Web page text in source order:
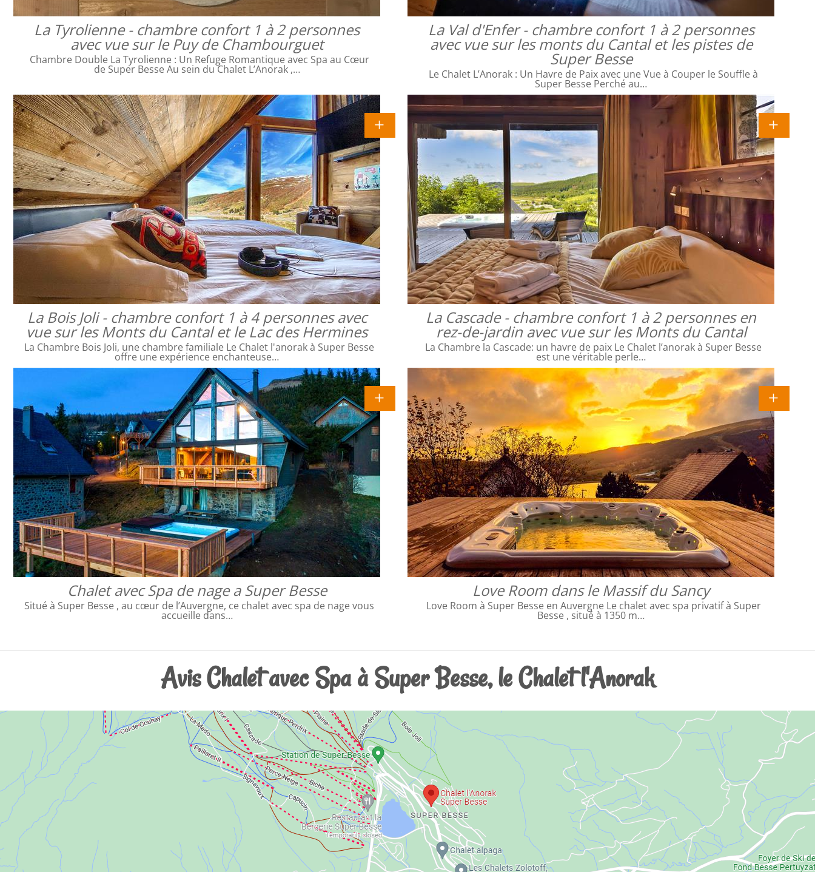
La Tyrolienne - chambre confort 1 à 2 personnes
avec vue sur le Puy de Chambourguet
Chambre Double La Tyrolienne : Un Refuge Romantique avec Spa au Cœur
de Super Besse Au sein du Chalet L’Anorak ,…
La Val d'Enfer - chambre confort 1 à 2 personnes
avec vue sur les monts du Cantal et les pistes de
Super Besse
Le Chalet L’Anorak : Un Havre de Paix avec une Vue à Couper le Souffle à
Super Besse Perché au…
La Bois Joli - chambre confort 1 à 4 personnes avec
vue sur les Monts du Cantal et le Lac des Hermines
La Chambre Bois Joli, une chambre familiale Le Chalet l'anorak à Super Besse
offre une expérience enchanteuse…
La Cascade - chambre confort 1 à 2 personnes en
rez-de-jardin avec vue sur les Monts du Cantal
La Chambre la Cascade: un havre de paix Le Chalet l’anorak à Super Besse
est une véritable perle…
Chalet avec Spa de nage a Super Besse
Situé à Super Besse , au cœur de l’Auvergne, ce chalet avec spa de nage vous
accueille dans…
Love Room dans le Massif du Sancy
Love Room à Super Besse en Auvergne Le chalet avec spa privatif à Super
Besse , situé à 1350 m…
Avis Chalet avec Spa à Super Besse, le Chalet l'Anorak